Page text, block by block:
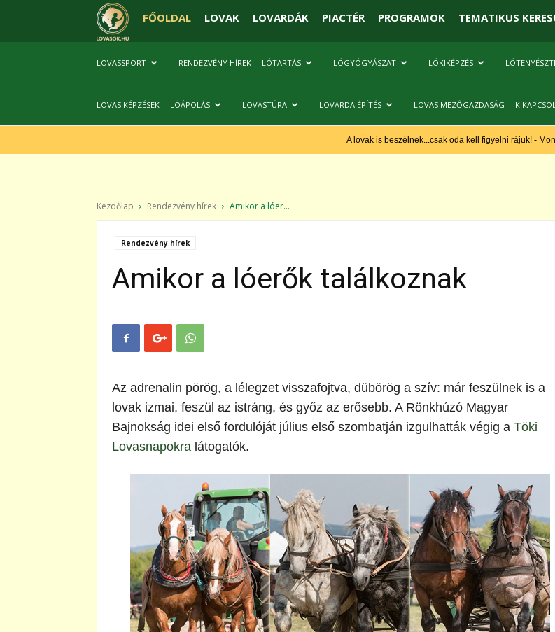
FŐOLDAL LOVAK LOVARDÁK PIACTÉR PROGRAMOK TEMATIKUS
LOVASSPORT RENDEZVÉNY HÍREK LÓTARTÁS LÓGYÓGYÁSZAT LÓKIKÉPZÉS
LOVAS KÉPZÉSEK LÓÁPOLÁS LOVASTÚRA LOVARDA ÉPÍTÉS LOVAS MEZŐGAZDASÁG
A lovak is beszélnek...csak oda kell figyelni rájuk! -
Kezdőlap Rendezvény hírek Amikor a lóer...
Rendezvény hírek
Amikor a lóerők találkoznak
Az adrenalin pörög, a lélegzet visszafojtva, dübörög a szív: már feszülnek is a
lovak izmai, feszül az istráng, és győz az erősebb. A Rönkhúzó Magyar
Bajnokság idei első fordulóját július első szombatján izgulhatták végig a Töki
Lovasnapokra látogatók.